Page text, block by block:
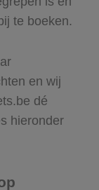
te boeken.
en wij
dé
hieronder